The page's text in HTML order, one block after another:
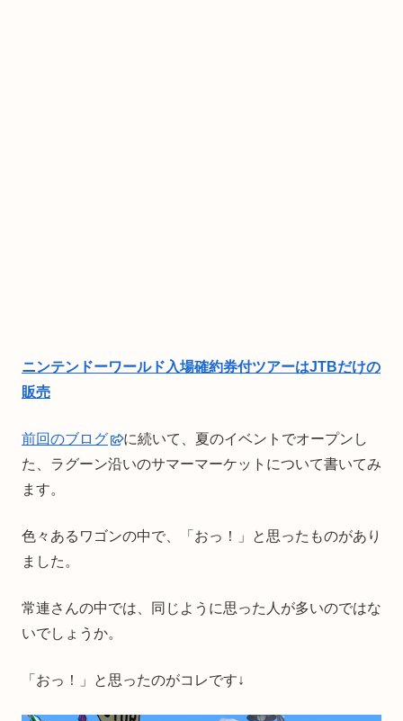
ニンテンドーワールド入場確約券付ツアーはJTBだけの
販売
前回のブログ
に続いて、夏のイベントでオープンし
た、ラグーン沿いのサマーマーケットについて書いてみ
ます。
色々あるワゴンの中で、「おっ！」と思ったものがあり
ました。
常連さんの中では、同じように思った人が多いのではな
いでしょうか。
「おっ！」と思ったのがコレです↓